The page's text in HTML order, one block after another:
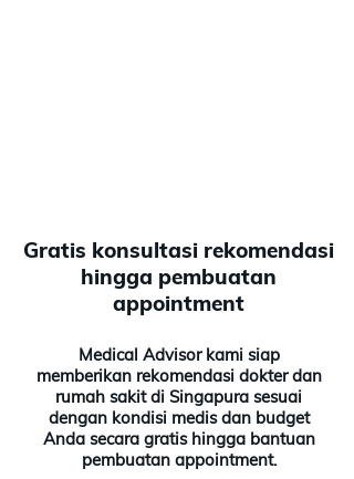
Gratis konsultasi rekomendasi
hingga pembuatan
appointment
Medical Advisor kami siap
memberikan rekomendasi dokter dan
rumah sakit di Singapura sesuai
dengan kondisi medis dan budget
Anda secara gratis hingga bantuan
pembuatan appointment.